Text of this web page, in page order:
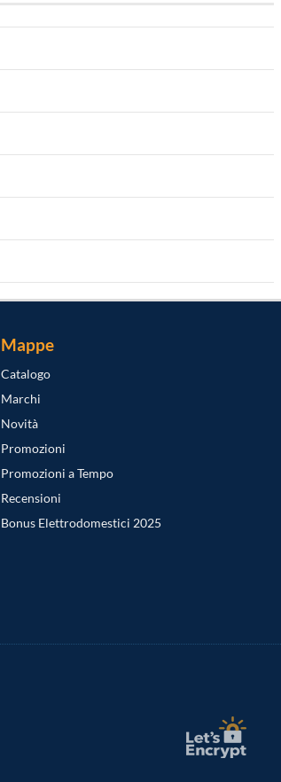
Mappe
Catalogo
Marchi
Novità
Promozioni
Promozioni a Tempo
Recensioni
Bonus Elettrodomestici 2025